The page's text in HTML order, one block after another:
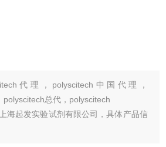
代理，polyscitech中国代理，
polyscitech总代，polyscitech
海起发实验试剂有限公司，具体产品信